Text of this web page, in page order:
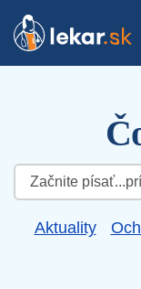
Hľadať:
Aktuality